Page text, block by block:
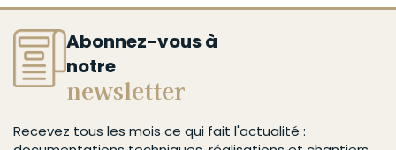
Abonnez-vous à
notre
newsletter
Recevez tous les mois ce qui fait l'actualité :